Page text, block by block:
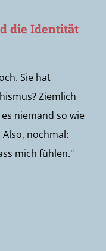
die Identität
Sie hat
Ziemlich
niemand so wie
nochmal:
mich fühlen."